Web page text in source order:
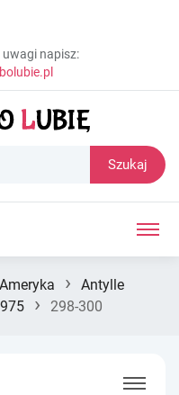
uwagi napisz:
Szukaj
Ameryka ›
Antylle
› 298-300